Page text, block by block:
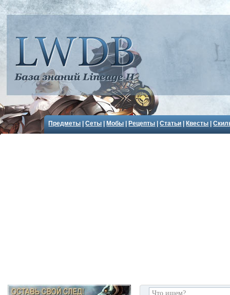
Предметы |Сеты Мобы Рецепты |Статьи Квесты |